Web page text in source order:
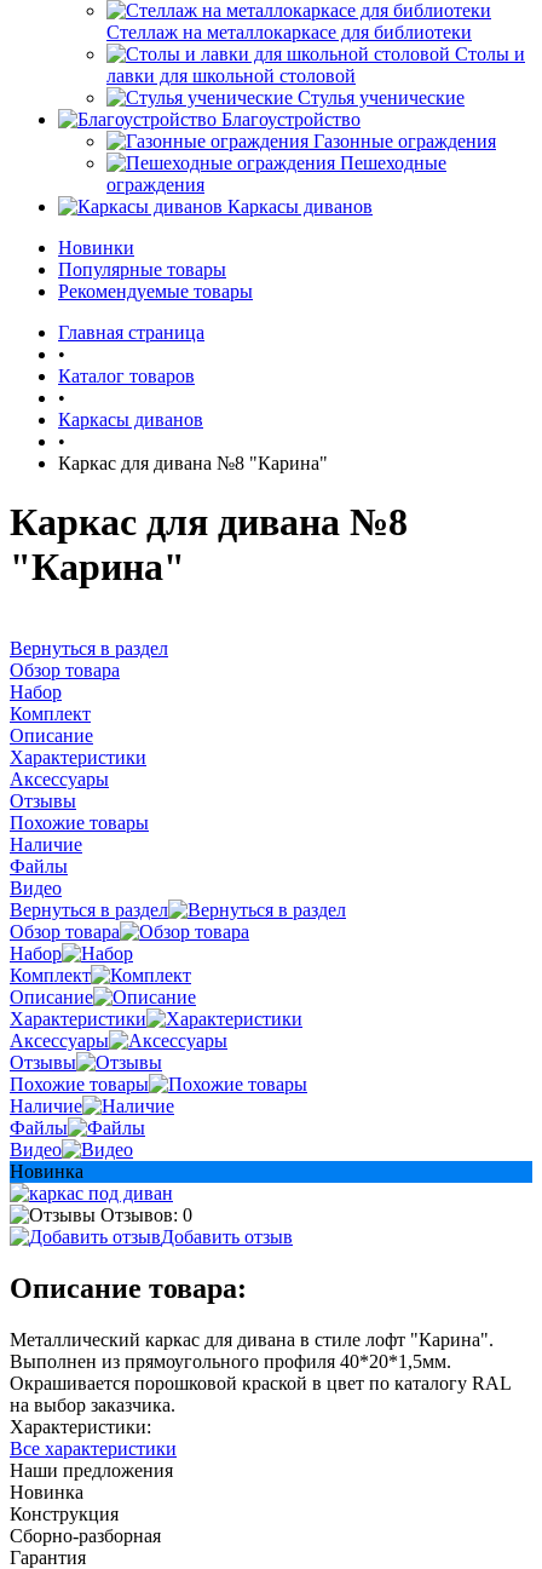
Стеллаж на металлокаркасе для библиотеки
Столы и
лавки для школьной столовой
Стулья ученические
Благоустройство
Газонные ограждения
Пешеходные
ограждения
Каркасы диванов
Новинки
Популярные товары
Рекомендуемые товары
Главная страница
•
Каталог товаров
•
Каркасы диванов
•
Каркас для дивана №8 "Карина"
Каркас для дивана №8
"Карина"
Вернуться в раздел
Обзор товара
Набор
Комплект
Описание
Характеристики
Аксессуары
Отзывы
Похожие товары
Наличие
Файлы
Видео
Вернуться в раздел
Обзор товара
Набор
Комплект
Описание
Характеристики
Аксессуары
Отзывы
Похожие товары
Наличие
Файлы
Видео
Новинка
Отзывов: 0
Добавить отзыв
Описание товара:
Металлический каркас для дивана в стиле лофт "Карина".
Выполнен из прямоугольного профиля 40*20*1,5мм.
Окрашивается порошковой краской в цвет по каталогу RAL
на выбор заказчика.
Характеристики:
Все характеристики
Наши предложения
Новинка
Конструкция
Сборно-разборная
Гарантия